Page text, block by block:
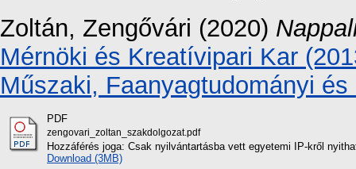
Zoltán, Zengővári (2020)
Mérnöki és Kreatívipari Kar
Műszaki, Faanyagtudományi
PDF
zengovari_zoltan_szakdolgozat.pdf
Hozzáférés joga: Csak nyilvántartásba vett egyetemi IP-kről
Download (3MB)